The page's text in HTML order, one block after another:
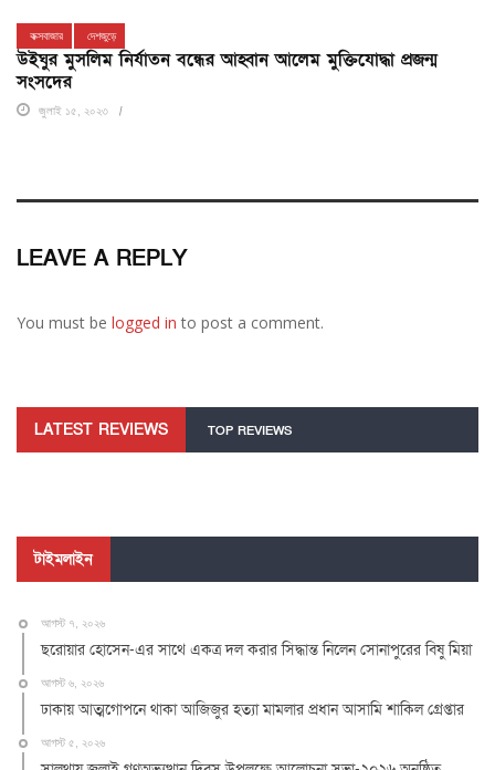
কক্সবাজার দেশজুড়ে
উইঘুর মুসলিম নির্যাতন বন্ধের আহ্বান আলেম মুক্তিযোদ্ধা প্রজন্ম
সংসদের
জুলাই ১৫, ২০২৩
LEAVE A REPLY
You must be logged in to post a comment.
LATEST REVIEWS TOP REVIEWS
টাইমলাইন
আগস্ট ৭, ২০২৬
ছরোয়ার হোসেন-এর সাথে একত্র দল করার সিদ্ধান্ত নিলেন সোনাপুরের বিষু মিয়া
আগস্ট ৬, ২০২৬
ঢাকায় আত্মগোপনে থাকা আজিজুর হত্যা মামলার প্রধান আসামি শাকিল গ্রেপ্তার
আগস্ট ৫, ২০২৬